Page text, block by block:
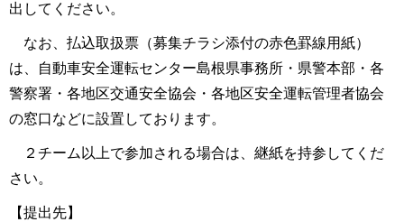
出してください。
なお、払込取扱票（募集チラシ添付の赤色罫線用紙）
は、自動車安全運転センター島根県事務所・県警本部・各
警察署・各地区交通安全協会・各地区安全運転管理者協会
の窓口などに設置しております。
２チーム以上で参加される場合は、継紙を持参してくだ
さい。
【提出先】